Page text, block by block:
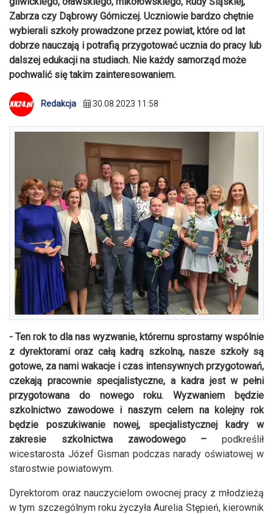
Zabrza czy Dąbrowy Górniczej. Uczniowie bardzo chętnie
wybierali szkoły prowadzone przez powiat, które od lat
dobrze nauczają i potrafią przygotować ucznia do pracy lub
dalszej edukacji na studiach. Nie każdy samorząd może
pochwalić się takim zainteresowaniem.
Redakcja 30.08.2023 11:58
- Ten rok to dla nas wyzwanie, któremu sprostamy wspólnie
z dyrektorami oraz całą kadrą szkolną, nasze szkoły są
gotowe, za nami wakacje i czas intensywnych przygotowań,
czekają pracownie specjalistyczne, a kadra jest w pełni
przygotowana do nowego roku. Wyzwaniem będzie
szkolnictwo zawodowe i naszym celem na kolejny rok
będzie poszukiwanie nowej, specjalistycznej kadry w
zakresie szkolnictwa zawodowego – podkreślił
wicestarosta Józef Gisman podczas narady oświatowej w
starostwie powiatowym.
Dyrektorom oraz nauczycielom owocnej pracy z młodzieżą
w tym szczególnym roku życzyła Aurelia Stępień, kierownik